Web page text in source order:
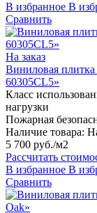
В избранное В
Сравнить
На заказ
Виниловая
60305CL5»
Класс
нагрузки
Пожарная
Наличие товара:
5 700 руб./м2
Рассчитать
В избранное В
Сравнить